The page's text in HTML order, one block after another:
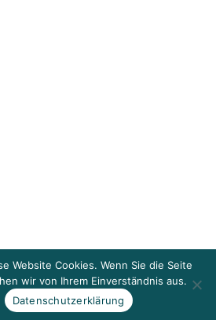
Website Cookies. Wenn Sie die Seite
wir von Ihrem Einverständnis aus.
Datenschutzerklärung